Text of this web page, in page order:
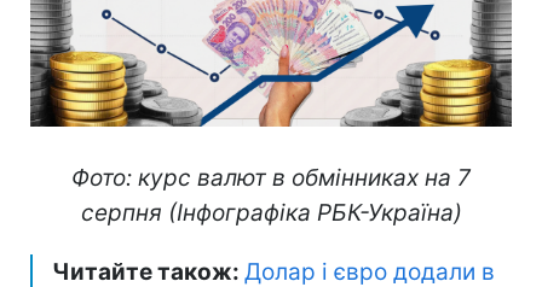
Фото: курс валют в обмінниках на 7
серпня (Інфографіка РБК-Україна)
Читайте також: Долар і євро додали в